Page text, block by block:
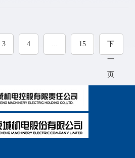
3 4 15
下
一
页